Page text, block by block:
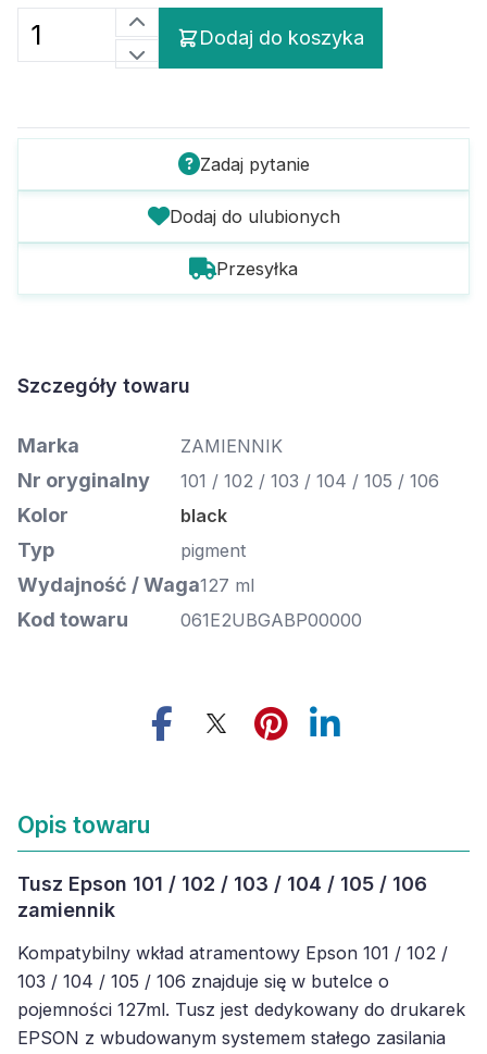
Dodaj do koszyka
Zadaj pytanie
Dodaj do ulubionych
Przesyłka
Szczegóły towaru
Marka ZAMIENNIK
Nr oryginalny 101 / 102 / 103 / 104 / 105 / 106
Kolor black
Typ pigment
Wydajność / Waga127 ml
Kod towaru 061E2UBGABP00000
Opis towaru
Tusz Epson 101 / 102 / 103 / 104 / 105 / 106
zamiennik
Kompatybilny wkład atramentowy Epson 101 / 102 /
103 / 104 / 105 / 106 znajduje się w butelce o
pojemności 127ml. Tusz jest dedykowany do drukarek
EPSON z wbudowanym systemem stałego zasilania